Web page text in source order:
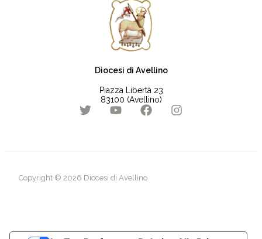
Diocesi di Avellino
Piazza Libertà 23
83100 (Avellino)
Copyright © 2026 Diocesi di Avellino